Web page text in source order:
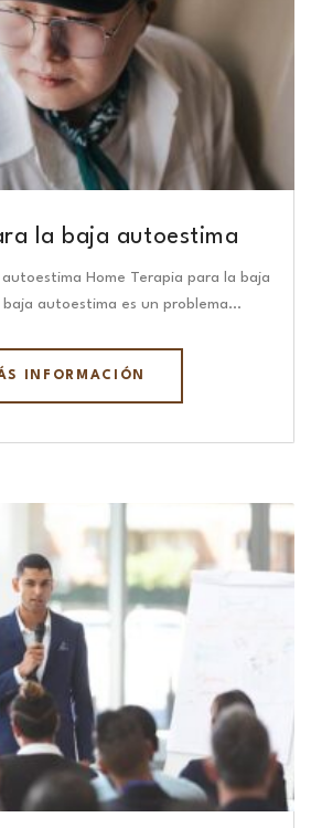
la baja autoestima
Home Terapia para la baja
baja autoestima es un problema…
INFORMACIÓN